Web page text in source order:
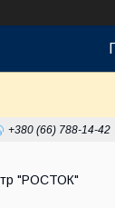
+380 (66) 788-14-42
"РОСТОК"